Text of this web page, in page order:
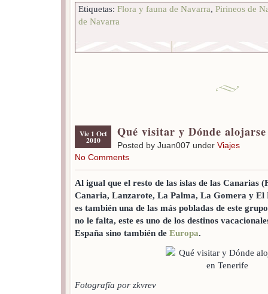
Etiquetas: Flora y fauna de Navarra, Pirineos de
de Navarra
Vie 1 Oct
2010
Qué visitar y Dónde
Posted by Juan007 under Viajes
No Comments
Al igual que el resto de las islas de las Canarias
Canaria, Lanzarote, La Palma, La Gomera y El
es también una de las más pobladas de este
no le falta, este es uno de los destinos
España sino también de Europa.
Fotografía por zkvrev